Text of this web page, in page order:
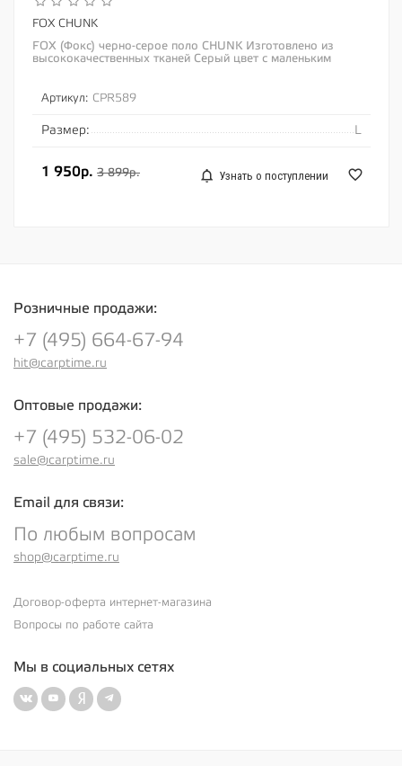
FOX CHUNK
FOX (Фокс) черно-серое поло CHUNK Изготовлено из
высококачественных тканей Серый цвет с маленьким
Артикул: CPR589
Размер: L
1 950р. 3 899р. Узнать о поступлении
Розничные продажи:
+7 (495) 664-67-94
hit@carptime.ru
Оптовые продажи:
+7 (495) 532-06-02
sale@carptime.ru
Email для связи:
По любым вопросам
shop@carptime.ru
Договор-оферта интернет-магазина
Вопросы по работе сайта
Мы в социальных сетях